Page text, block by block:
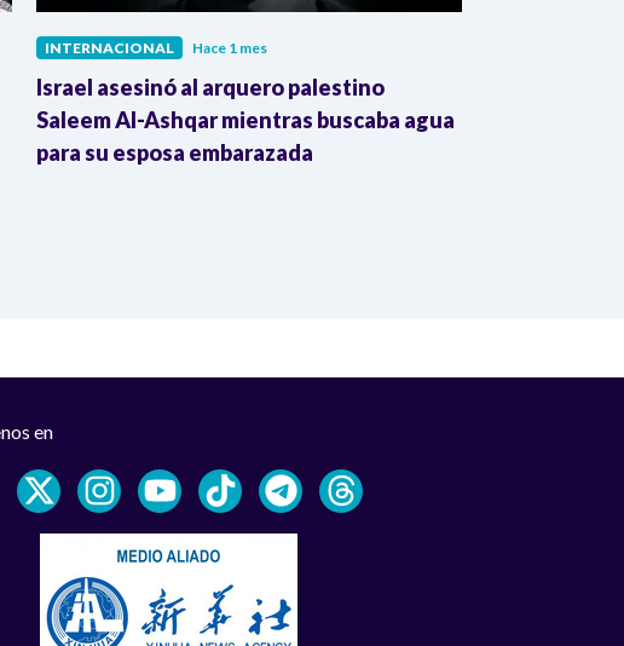
INTERNACIONAL Hace 1 mes
Israel asesinó al arquero palestino
Saleem Al-Ashqar mientras buscaba agua
para su esposa embarazada
en